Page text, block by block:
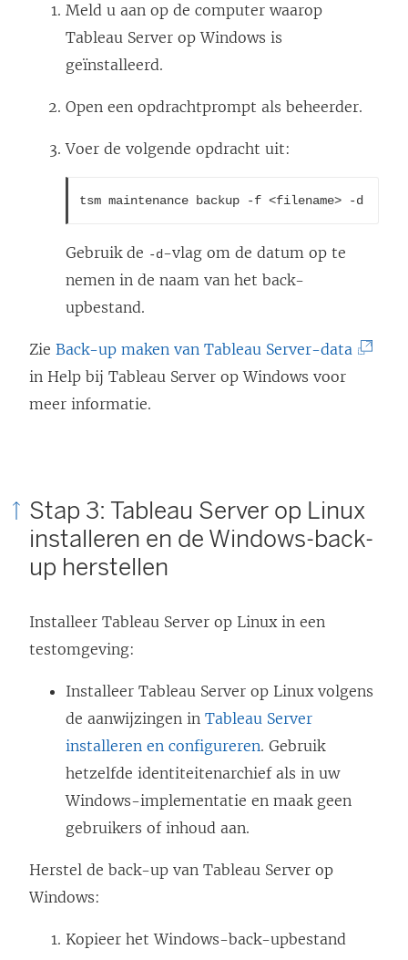
Meld u aan op de computer waarop
Tableau Server op Windows is
geïnstalleerd.
Open een opdrachtprompt als beheerder.
Voer de volgende opdracht uit:
tsm maintenance backup -f <filename> -d
Gebruik de -d-vlag om de datum op te
nemen in de naam van het back-
upbestand.
Zie Back-up maken van Tableau Server-data
o
r
in Help bij Tableau Server op Windows voor
meer informatie.
Stap 3: Tableau Server op Linux
installeren en de Windows-back-
up herstellen
Installeer Tableau Server op Linux in een
testomgeving:
Installeer Tableau Server op Linux volgens
de aanwijzingen in Tableau Server
installeren en configureren. Gebruik
hetzelfde identiteitenarchief als in uw
Windows-implementatie en maak geen
gebruikers of inhoud aan.
Herstel de back-up van Tableau Server op
Windows:
Kopieer het Windows-back-upbestand